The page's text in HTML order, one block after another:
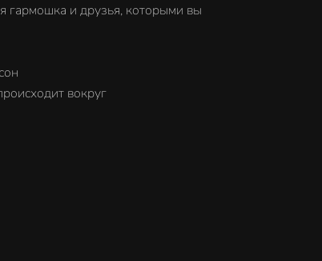
гармошка и друзья, которыми вы
вокруг